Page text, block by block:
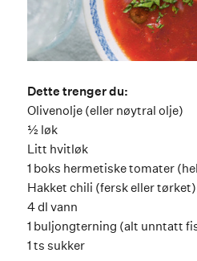
Dette trenger du:
Olivenolje (eller nøytral olje)
½ løk
Litt hvitløk
1 boks hermetiske tomater
Hakket chili (fersk eller tørket)
4 dl vann
1 buljongterning (alt unntatt
1 ts sukker